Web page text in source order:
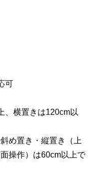
可
横置きは120cm以
置き・縦置き（上
操作）は60cm以上で